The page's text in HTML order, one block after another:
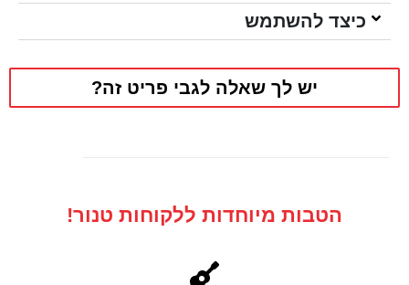
כיצד להשתמש
יש לך שאלה לגבי פריט זה?
הטבות מיוחדות ללקוחות טנור!